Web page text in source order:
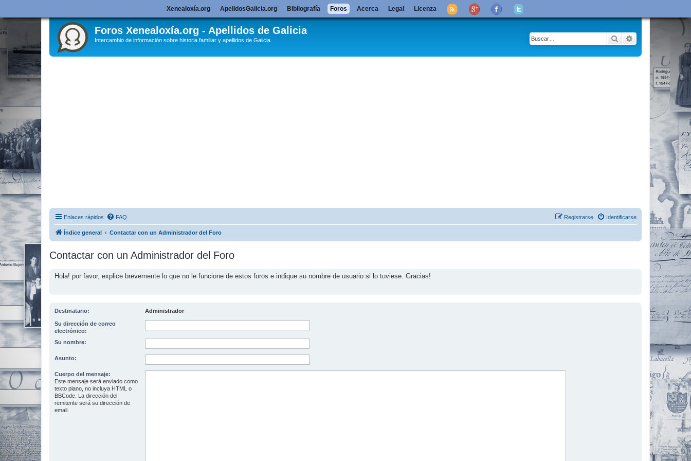
Foros Xenealoxía.org - Apellidos de Galicia
Intercambio de información sobre historia familiar y apellidos de Galicia Buscar Búsqueda
Enlaces rápidos FAQ Identificarse
Registrarse
Índice general Contactar con un Administrador del Foro
Contactar con un Administrador del Foro
Hola! por favor, explice brevemente lo que no le funcione de estos foros e indique su nombre de usuario si lo tuviese. Gracias!
Destinatario: Administrador
Su dirección de correo
electrónico:
Su nombre:
Asunto:
Cuerpo del mensaje:
Este mensaje será enviado como
texto plano, no incluya HTML o
BBCode. La dirección del
remitente será su dirección de
email.
Xenealoxía.org ApelidosGalicia.org Bibliografía Foros Acerca Legal Licenza